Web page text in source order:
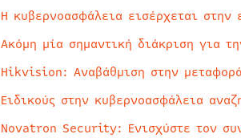
Η κυβερνοασφάλεια εισέρχεται
Ακόμη μία σημαντική διάκριση για
Hikvision: Αναβάθμιση στην
Ειδικούς στην κυβερνοασφάλεια
Novatron Security: Ενισχύστε τον